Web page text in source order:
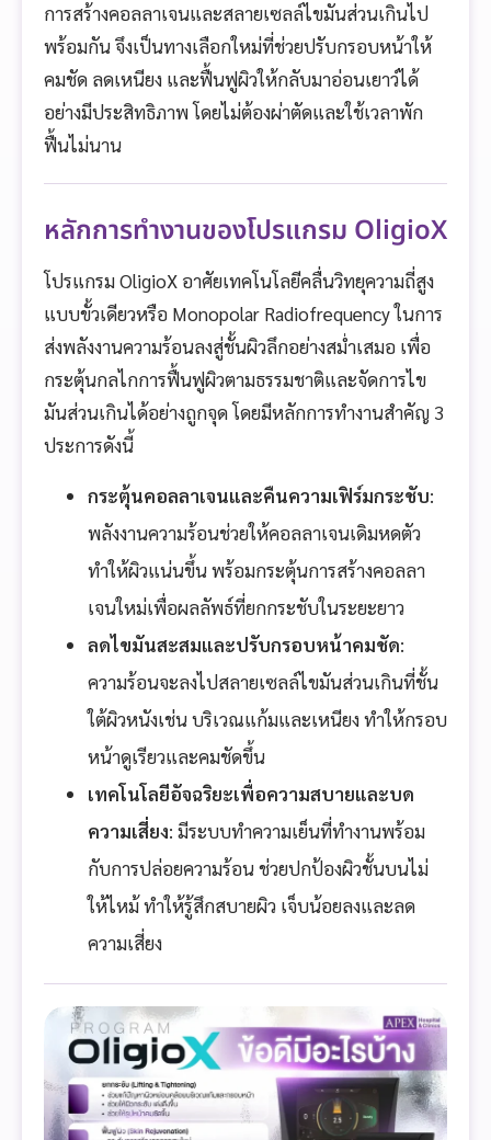
การสร้างคอลลาเจนและสลายเซลล์ไขมันส่วนเกินไป
พร้อมกัน จึงเป็นทางเลือกใหม่ที่ช่วยปรับกรอบหน้าให้
คมชัด ลดเหนียง และฟื้นฟูผิวให้กลับมาอ่อนเยาว์ได้
อย่างมีประสิทธิภาพ โดยไม่ต้องผ่าตัดและใช้เวลาพัก
ฟื้นไม่นาน
หลักการทำงานของโปรแกรม OligioX
โปรแกรม OligioX อาศัยเทคโนโลยีคลื่นวิทยุความถี่สูง
แบบขั้วเดียวหรือ Monopolar Radiofrequency ในการ
ส่งพลังงานความร้อนลงสู่ชั้นผิวลึกอย่างสม่ำเสมอ เพื่อ
กระตุ้นกลไกการฟื้นฟูผิวตามธรรมชาติและจัดการไข
มันส่วนเกินได้อย่างถูกจุด โดยมีหลักการทำงานสำคัญ 3
ประการดังนี้
กระตุ้นคอลลาเจนและคืนความเฟิร์มกระชับ:
พลังงานความร้อนช่วยให้คอลลาเจนเดิมหดตัว
ทำให้ผิวแน่นขึ้น พร้อมกระตุ้นการสร้างคอลลา
เจนใหม่เพื่อผลลัพธ์ที่ยกกระชับในระยะยาว
ลดไขมันสะสมและปรับกรอบหน้าคมชัด:
ความร้อนจะลงไปสลายเซลล์ไขมันส่วนเกินที่ชั้น
ใต้ผิวหนังเช่น บริเวณแก้มและเหนียง ทำให้กรอบ
หน้าดูเรียวและคมชัดขึ้น
เทคโนโลยีอัจฉริยะเพื่อความสบายและบด
ความเสี่ยง: มีระบบทำความเย็นที่ทำงานพร้อม
กับการปล่อยความร้อน ช่วยปกป้องผิวชั้นบนไม่
ให้ไหม้ ทำให้รู้สึกสบายผิว เจ็บน้อยลงและลด
ความเสี่ยง